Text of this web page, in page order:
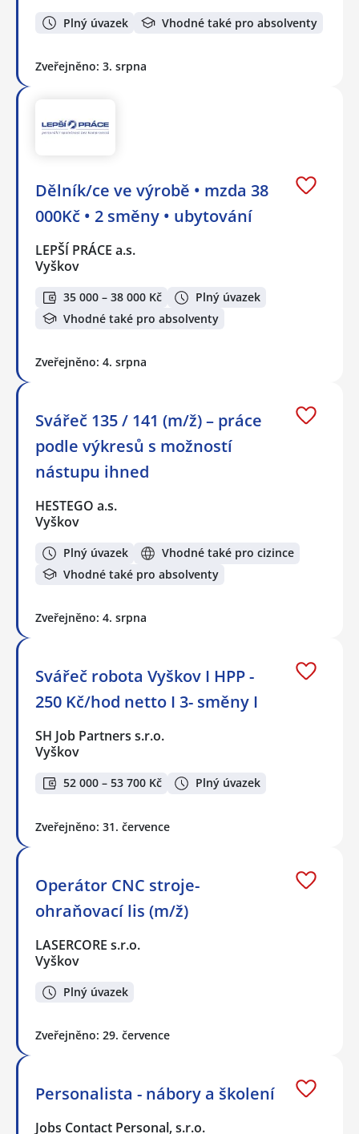
Plný úvazek Vhodné také pro absolventy
Zveřejněno: 3. srpna
Dělník/ce ve výrobě • mzda 38
000Kč • 2 směny • ubytování
LEPŠÍ PRÁCE a.s.
Vyškov
35 000 – 38 000 Kč
Plný úvazek
Vhodné také pro absolventy
Zveřejněno: 4. srpna
Svářeč 135 / 141 (m/ž) – práce
podle výkresů s možností
nástupu ihned
HESTEGO a.s.
Vyškov
Plný úvazek
Vhodné také pro cizince
Vhodné také pro absolventy
Zveřejněno: 4. srpna
Svářeč robota Vyškov I HPP -
250 Kč/hod netto I 3- směny I
SH Job Partners s.r.o.
Vyškov
52 000 – 53 700 Kč Plný úvazek
Zveřejněno: 31. července
Operátor CNC stroje-
ohraňovací lis (m/ž)
LASERCORE s.r.o.
Vyškov
Plný úvazek
Zveřejněno: 29. července
Personalista - nábory a školení
Jobs Contact Personal, s.r.o.